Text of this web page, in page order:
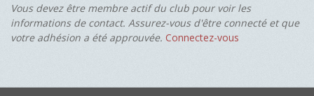
Vous devez être membre actif du club pour voir les
informations de contact. Assurez-vous d'être connecté et que
votre adhésion a été approuvée. Connectez-vous